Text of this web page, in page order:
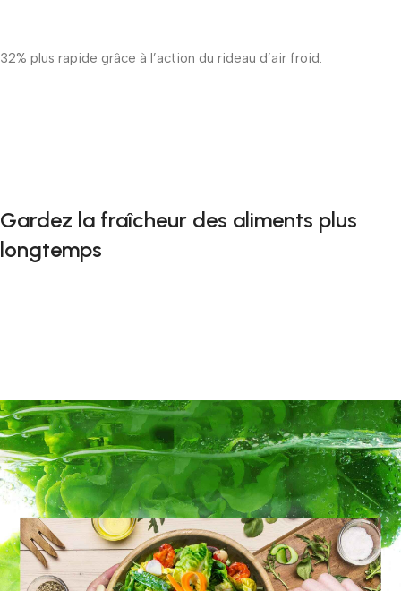
32% plus rapide grâce à l’action du rideau d’air froid.
Gardez la fraîcheur des aliments plus
longtemps